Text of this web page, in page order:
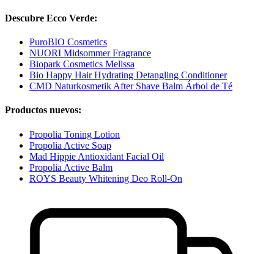
Descubre Ecco Verde:
PuroBIO Cosmetics
NUORI Midsommer Fragrance
Biopark Cosmetics Melissa
Bio Happy Hair Hydrating Detangling Conditioner
CMD Naturkosmetik After Shave Balm Árbol de Té
Productos nuevos:
Propolia Toning Lotion
Propolia Active Soap
Mad Hippie Antioxidant Facial Oil
Propolia Active Balm
ROYS Beauty Whitening Deo Roll-On